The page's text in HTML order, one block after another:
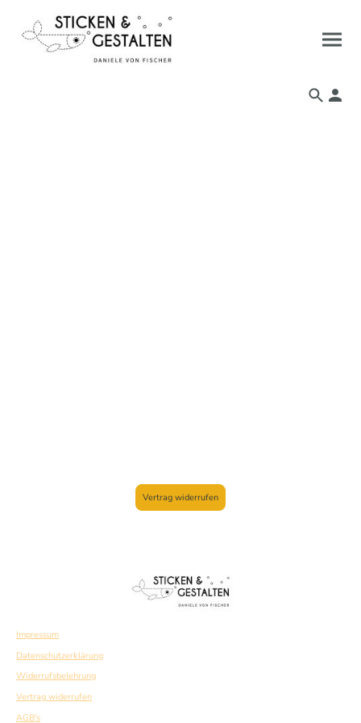
Vertrag widerrufen
Impressum
Datenschutzerklärung
Widerrufsbelehrung
Vertrag widerrufen
AGB's